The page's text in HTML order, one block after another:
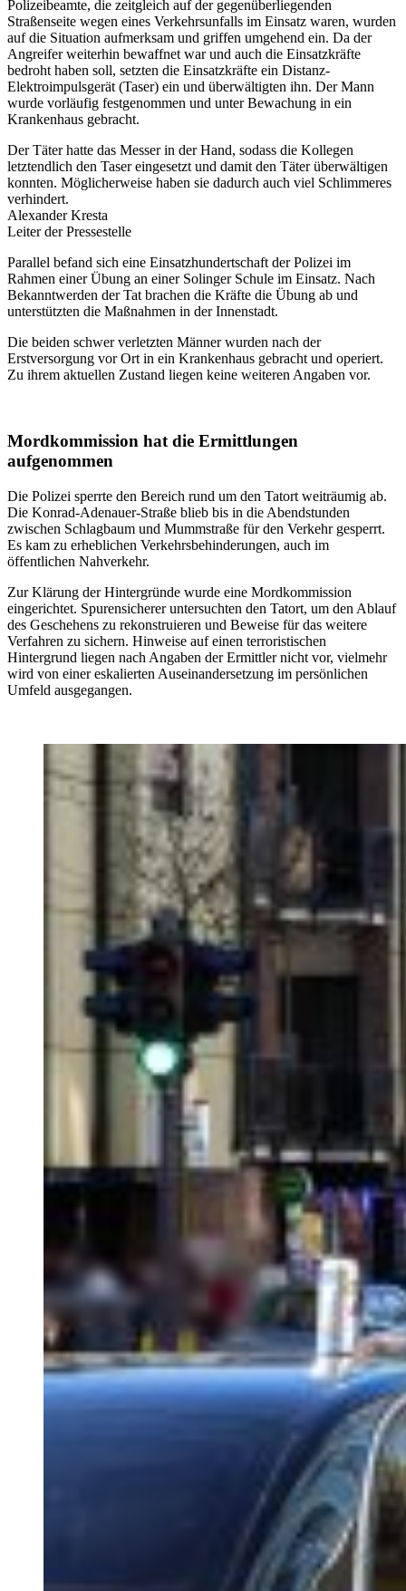
Polizeibeamte, die zeitgleich auf der gegenüberliegenden
Straßenseite wegen eines Verkehrsunfalls im Einsatz waren, wurden
auf die Situation aufmerksam und griffen umgehend ein. Da der
Angreifer weiterhin bewaffnet war und auch die Einsatzkräfte
bedroht haben soll, setzten die Einsatzkräfte ein Distanz-
Elektroimpulsgerät (Taser) ein und überwältigten ihn. Der Mann
wurde vorläufig festgenommen und unter Bewachung in ein
Krankenhaus gebracht.
Der Täter hatte das Messer in der Hand, sodass die Kollegen
letztendlich den Taser eingesetzt und damit den Täter überwältigen
konnten. Möglicherweise haben sie dadurch auch viel Schlimmeres
verhindert.
Alexander Kresta
Leiter der Pressestelle
Parallel befand sich eine Einsatzhundertschaft der Polizei im
Rahmen einer Übung an einer Solinger Schule im Einsatz. Nach
Bekanntwerden der Tat brachen die Kräfte die Übung ab und
unterstützten die Maßnahmen in der Innenstadt.
Die beiden schwer verletzten Männer wurden nach der
Erstversorgung vor Ort in ein Krankenhaus gebracht und operiert.
Zu ihrem aktuellen Zustand liegen keine weiteren Angaben vor.
Mordkommission hat die Ermittlungen
aufgenommen
Die Polizei sperrte den Bereich rund um den Tatort weiträumig ab.
Die Konrad-Adenauer-Straße blieb bis in die Abendstunden
zwischen Schlagbaum und Mummstraße für den Verkehr gesperrt.
Es kam zu erheblichen Verkehrsbehinderungen, auch im
öffentlichen Nahverkehr.
Zur Klärung der Hintergründe wurde eine Mordkommission
eingerichtet. Spurensicherer untersuchten den Tatort, um den Ablauf
des Geschehens zu rekonstruieren und Beweise für das weitere
Verfahren zu sichern. Hinweise auf einen terroristischen
Hintergrund liegen nach Angaben der Ermittler nicht vor, vielmehr
wird von einer eskalierten Auseinandersetzung im persönlichen
Umfeld ausgegangen.